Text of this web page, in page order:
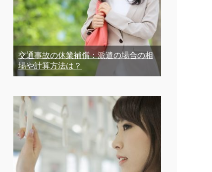
交通事故の休業補償：派遣の場合の相
場や計算方法は？